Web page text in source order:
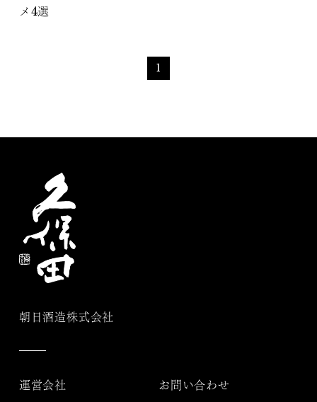
メ4選
1
朝日酒造株式会社
運営会社 お問い合わせ